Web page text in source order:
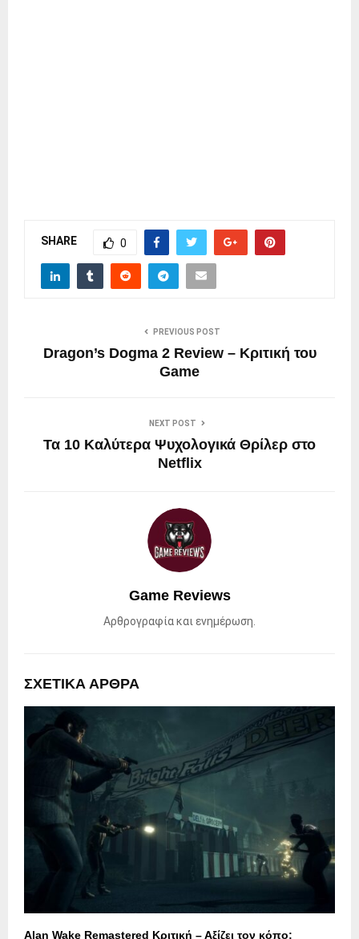
SHARE 0
PREVIOUS POST
Dragon’s Dogma 2 Review – Κριτική του
Game
NEXT POST
Τα 10 Καλύτερα Ψυχολογικά Θρίλερ στο
Netflix
Game Reviews
Αρθρογραφία και ενημέρωση.
ΣΧΕΤΙΚΑ ΑΡΘΡΑ
Alan Wake Remastered Κριτική – Αξίζει τον κόπο;